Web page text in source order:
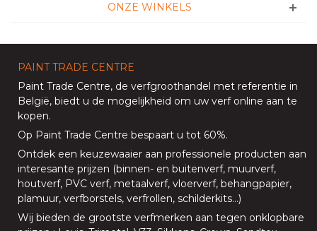
ONZE WINKELS
PAINT TRADE CENTRE
Paint Trade Centre, de verfgroothandel met referentie in
België, biedt u de mogelijkheid om uw verf online aan te
kopen.
Op Paint Trade Centre bespaart u tot 60%.
Ontdek een keuzewaaier aan professionele producten aan
interesante prijzen (binnen- en buitenverf, muurverf,
houtverf, PVC verf, metaalverf, vloerverf, behangpapier,
plamuur, verfborstels, verfrollen, schilderkits…)
Wij bieden de grootste verfmerken aan tegen onklopbare